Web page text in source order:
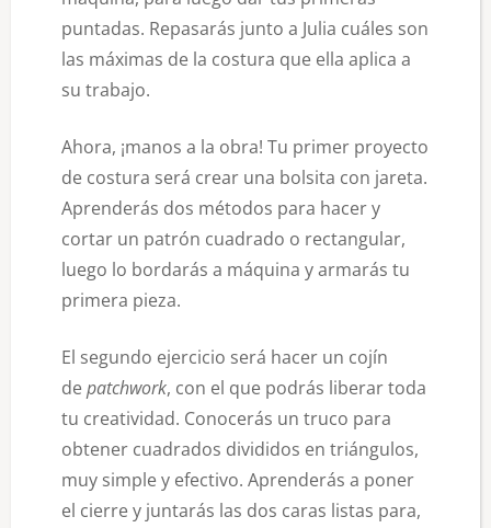
puntadas. Repasarás junto a Julia cuáles son
las máximas de la costura que ella aplica a
su trabajo.
Ahora, ¡manos a la obra! Tu primer proyecto
de costura será crear una bolsita con jareta.
Aprenderás dos métodos para hacer y
cortar un patrón cuadrado o rectangular,
luego lo bordarás a máquina y armarás tu
primera pieza.
El segundo ejercicio será hacer un cojín
depatchwork, con el que podrás liberar toda
tu creatividad. Conocerás un truco para
obtener cuadrados divididos en triángulos,
muy simple y efectivo. Aprenderás a poner
el cierre y juntarás las dos caras listas para,